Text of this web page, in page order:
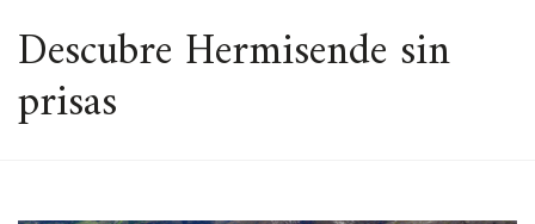
ESPACIO
Descubre Hermisende sin
prisas